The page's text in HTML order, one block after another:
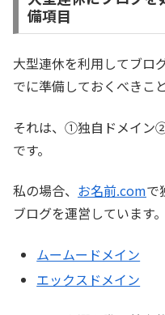
備項目
大型連休を利用してブロ
でに準備しておくべきこ
それは、①独自ドメイン
です。
私の場合、 お名前.comで
ブログを運営しています。
ムームードメイン
エックスドメイン